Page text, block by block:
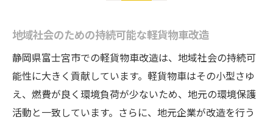
地域住民が期待する軽貨物車改造の未来
業務効率化を実現するための改造技術
軽貨物車の改造による配送スピードの向上
燃費改善を目指した改造手法の紹介
地域社会のための持続可能な軽貨物車改造
静岡県富士宮市での軽貨物車改造は、地域社会の持続可
能性に大きく貢献しています。軽貨物車はその小型さゆ
え、燃費が良く環境負荷が少ないため、地元の環境保護
活動と一致しています。さらに、地元企業が改造を行う